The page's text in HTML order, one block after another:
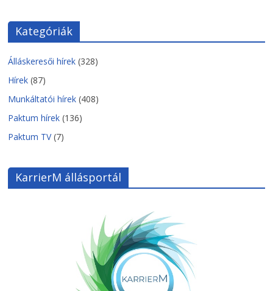
Kategóriák
Álláskeresői hírek (328)
Hírek (87)
Munkáltatói hírek (408)
Paktum hírek (136)
Paktum TV(7)
KarrierM állásportál